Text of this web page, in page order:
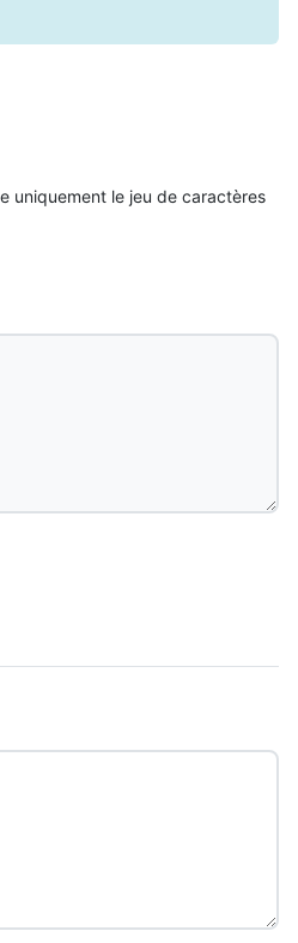
uniquement le jeu de caractères